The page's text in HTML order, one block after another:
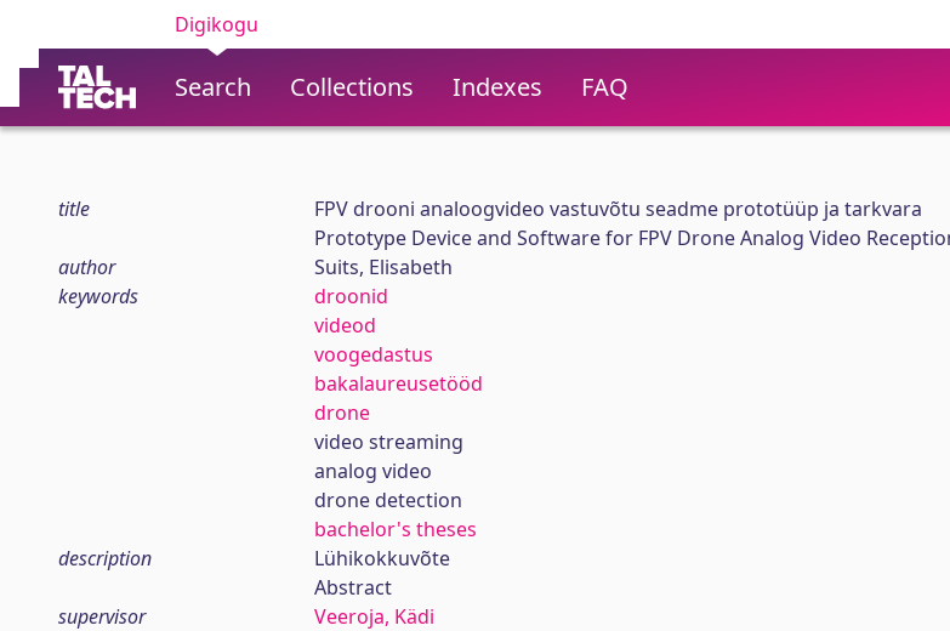
Digikogu
Search Collections Indexes FAQ
title
FPV drooni analoogvideo vastuvõtu seadme prototüüp ja tarkvara
Prototype Device and Software for FPV Drone Analog Video
author
Suits, Elisabeth
keywords
droonid
videod
voogedastus
bakalaureusetööd
drone
video streaming
analog video
drone detection
bachelor's theses
description
Lühikokkuvõte
Abstract
supervisor
Veeroja, Kädi